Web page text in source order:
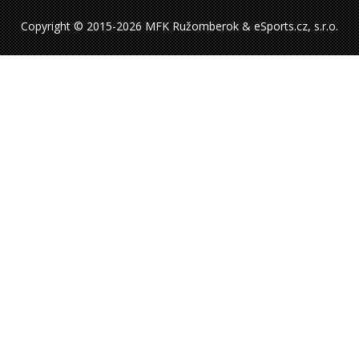
Copyright © 2015-2026 MFK Ružomberok & eSports.cz, s.r.o.